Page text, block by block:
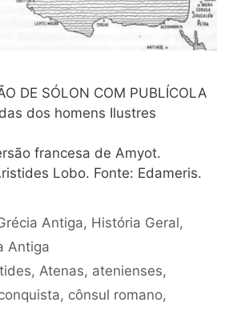
DE SÓLON COM PUBLÍCOLA
dos homens Ilustres
francesa de Amyot.
Lobo. Fonte: Edameris.
Antiga, História Geral,
Antiga
,Atenas, atenienses,
, cônsul romano,